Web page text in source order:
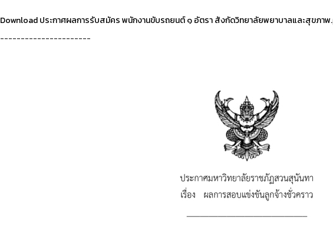
Download ประกาศผลการรับสมัคร พนักงานขับรถยนต์ ๑ อัตรา สังกัดวิทยาลัยพยาบาลและสุขภา
----------------------